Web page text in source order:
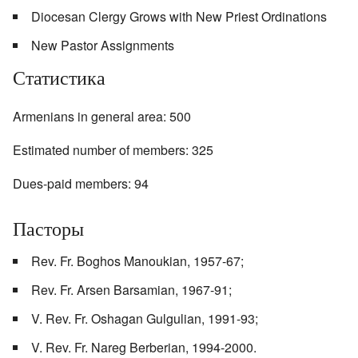
Diocesan Clergy Grows with New Priest Ordinations
New Pastor Assignments
Статистика
Armenians in general area: 500
Estimated number of members: 325
Dues-paid members: 94
Пасторы
Rev. Fr. Boghos Manoukian, 1957-67;
Rev. Fr. Arsen Barsamian, 1967-91;
V. Rev. Fr. Oshagan Gulgulian, 1991-93;
V. Rev. Fr. Nareg Berberian, 1994-2000.